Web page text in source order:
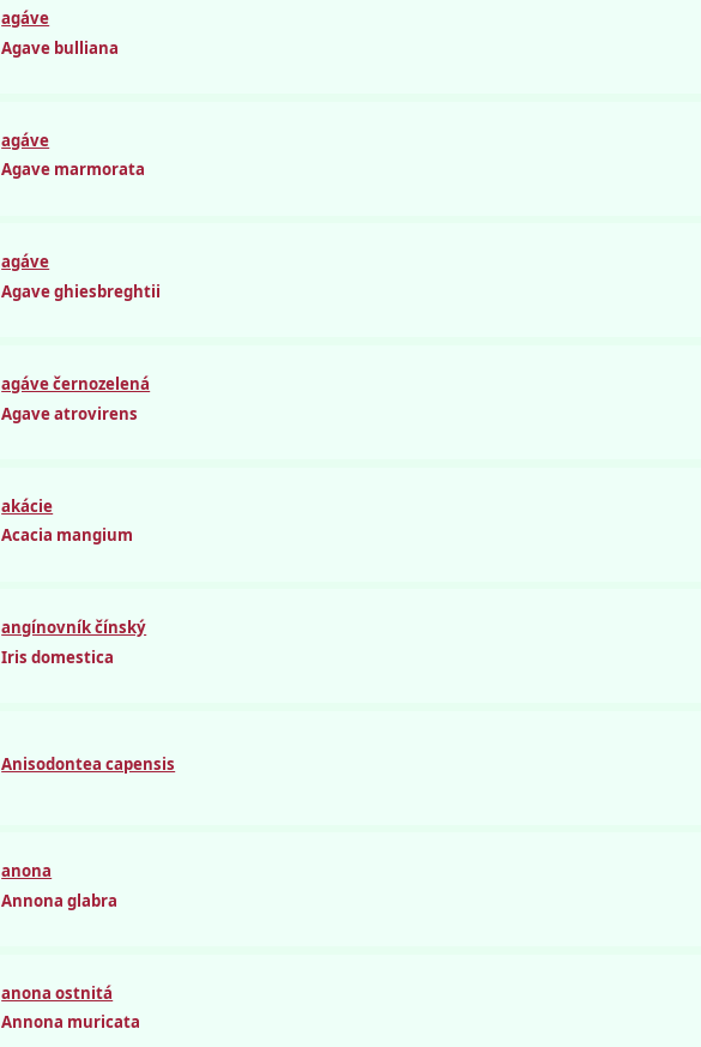
agáve
Agave bulliana
agáve
Agave marmorata
agáve
Agave ghiesbreghtii
agáve černozelená
Agave atrovirens
akácie
Acacia mangium
angínovník čínský
Iris domestica
Anisodontea capensis
anona
Annona glabra
anona ostnitá
Annona muricata